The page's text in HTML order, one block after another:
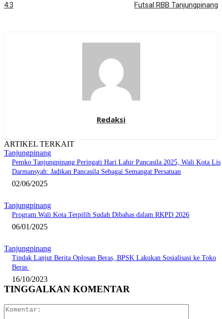
4:3
Futsal RBB Tanjungpinang
Redaksi
ARTIKEL TERKAIT
Tanjungpinang
Pemko Tanjungpinang Peringati Hari Lahir Pancasila 2025, Wali Kota Lis
Darmansyah: Jadikan Pancasila Sebagai Semangat Persatuan
02/06/2025
Tanjungpinang
Program Wali Kota Terpilih Sudah Dibahas dalam RKPD 2026
06/01/2025
Tanjungpinang
Tindak Lanjut Berita Oplosan Beras, BPSK Lakukan Sosialisasi ke Toko
Beras
16/10/2023
TINGGALKAN KOMENTAR